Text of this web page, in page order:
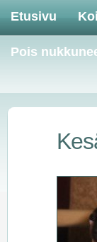
Etusivu
Pois